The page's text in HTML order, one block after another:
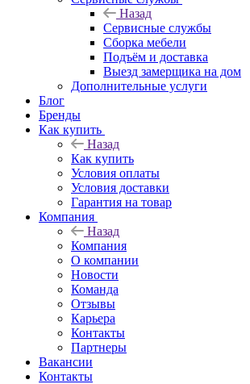
Назад
Сервисные службы
Сборка мебели
Подъём и доставка
Выезд замерщика на дом
Дополнительные услуги
Блог
Бренды
Как купить
Назад
Как купить
Условия оплаты
Условия доставки
Гарантия на товар
Компания
Назад
Компания
О компании
Новости
Команда
Отзывы
Карьера
Контакты
Партнеры
Вакансии
Контакты